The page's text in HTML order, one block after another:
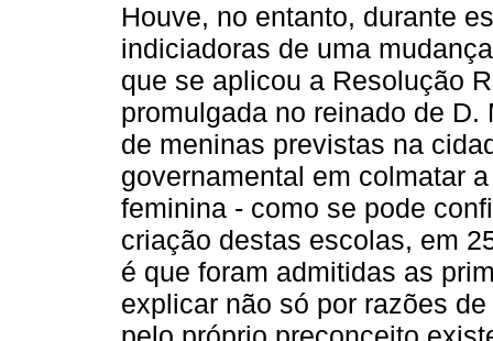
Houve, no entanto, durante
indiciadoras de uma
que se aplicou a Resolução
promulgada no reinado de
de meninas previstas na
governamental em colmatar
feminina - como se pode
criação destas escolas, em
é que foram admitidas as
explicar não só por razões